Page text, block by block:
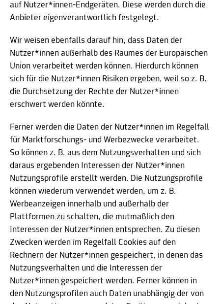
auf Nutzer*innen-Endgeräten. Diese werden durch die
Anbieter eigenverantwortlich festgelegt.
Wir weisen ebenfalls darauf hin, dass Daten der
Nutzer*innen außerhalb des Raumes der Europäischen
Union verarbeitet werden können. Hierdurch können
sich für die Nutzer*innen Risiken ergeben, weil so z. B.
die Durchsetzung der Rechte der Nutzer*innen
erschwert werden könnte.
Ferner werden die Daten der Nutzer*innen im Regelfall
für Marktforschungs- und Werbezwecke verarbeitet.
So können z. B. aus dem Nutzungsverhalten und sich
daraus ergebenden Interessen der Nutzer*innen
Nutzungsprofile erstellt werden. Die Nutzungsprofile
können wiederum verwendet werden, um z. B.
Werbeanzeigen innerhalb und außerhalb der
Plattformen zu schalten, die mutmaßlich den
Interessen der Nutzer*innen entsprechen. Zu diesen
Zwecken werden im Regelfall Cookies auf den
Rechnern der Nutzer*innen gespeichert, in denen das
Nutzungsverhalten und die Interessen der
Nutzer*innen gespeichert werden. Ferner können in
den Nutzungsprofilen auch Daten unabhängig der von